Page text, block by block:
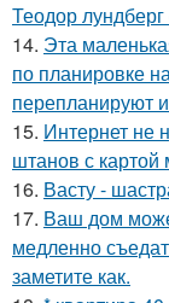
Теодор
14. Эта
по планировке
перепланируют
15. Интернет не
штанов с картой
16. Васту -
17. Ваш дом
медленно
заметите как.